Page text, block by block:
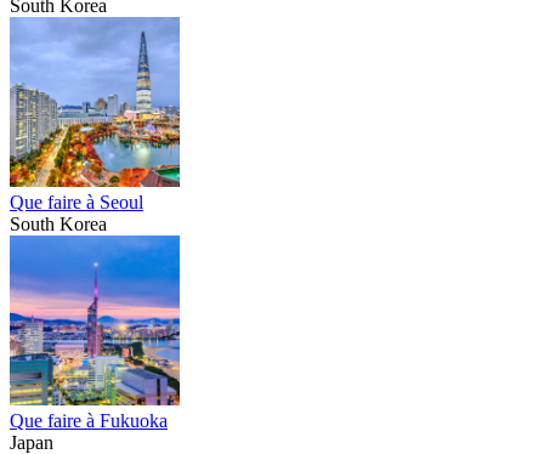
South Korea
Que faire à Seoul
South Korea
Que faire à Fukuoka
Japan